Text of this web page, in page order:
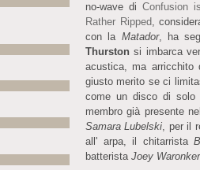
no-wave di Confusion
Rather Ripped,
con la Matador, ha
Thurston si imbarca
acustica, ma
giusto merito se ci
come un disco di solo
membro già presente
Samara Lubelski, per il
all' arpa, il chitarrista
batterista Joey Waronker